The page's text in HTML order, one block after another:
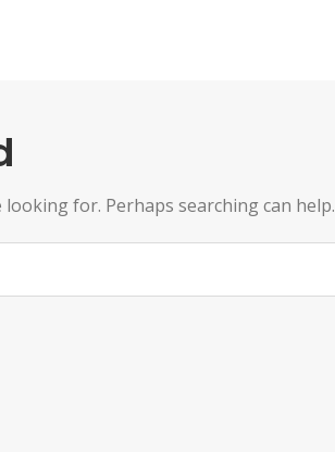
looking for. Perhaps searching can help.